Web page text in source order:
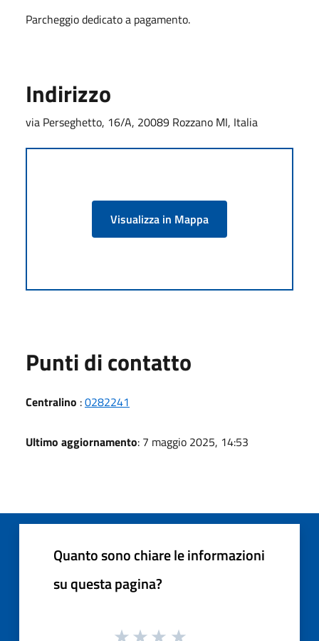
Parcheggio dedicato a pagamento.
Indirizzo
via Perseghetto, 16/A, 20089 Rozzano MI, Italia
Visualizza in Mappa
Punti di contatto
Centralino :0282241
Ultimo aggiornamento: 7 maggio 2025, 14:53
Quanto sono chiare le informazioni
su questa pagina?